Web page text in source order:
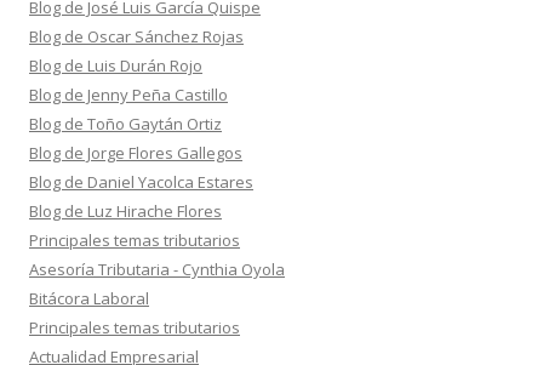
Blog de José Luis García Quispe
Blog de Oscar Sánchez Rojas
Blog de Luis Durán Rojo
Blog de Jenny Peña Castillo
Blog de Toño Gaytán Ortiz
Blog de Jorge Flores Gallegos
Blog de Daniel Yacolca Estares
Blog de Luz Hirache Flores
Principales temas tributarios
Asesoría Tributaria - Cynthia Oyola
Bitácora Laboral
Principales temas tributarios
Actualidad Empresarial